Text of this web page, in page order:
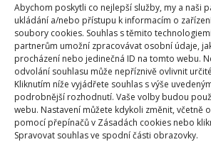
Abychom poskytli co nejlepší služby, my a naši
ukládání a/nebo přístupu k informacím o
soubory cookies. Souhlas s těmito
partnerům umožní zpracovávat osobní údaje,
procházení nebo jedinečná ID na tomto webu.
odvolání souhlasu může nepříznivě ovlivnit
Kliknutím níže vyjádřete souhlas s výše
podrobnější rozhodnutí. Vaše volby budou
webu. Nastavení můžete kdykoli změnit, včetně
pomocí přepínačů v Zásadách cookies nebo
Spravovat souhlas ve spodní části obrazovky.